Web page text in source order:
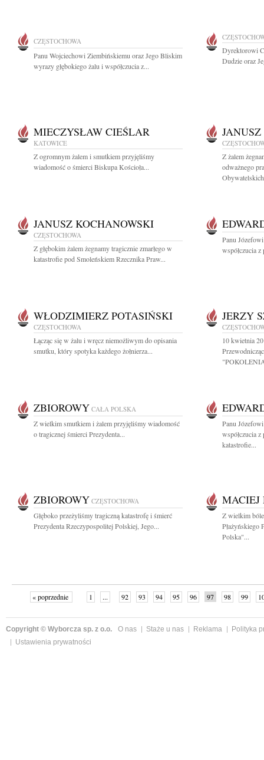
CZĘSTOCHOWA
Panu Wojciechowi Ziembińskiemu oraz Jego Bliskim
wyrazy głębokiego żalu i współczucia z...
Dyrektorowi
Dudzie oraz
MIECZYSŁAW CIEŚLAR
KATOWICE
Z ogromnym żalem i smutkiem przyjęliśmy
wiadomość o śmierci Biskupa Kościoła...
Z żalem
odważnego
JANUSZ KOCHANOWSKI
CZĘSTOCHOWA
Z głębokim żalem żegnamy tragicznie zmarłego w
katastrofie pod Smoleńskiem Rzecznika Praw...
Panu
współczucia
WŁODZIMIERZ POTASIŃSKI
CZĘSTOCHOWA
Łącząc się w żalu i wręcz niemożliwym do opisania
smutku, który spotyka każdego żołnierza...
JERZY
10 kwietnia
ZBIOROWY CAŁA POLSKA
Z wielkim smutkiem i żalem przyjęliśmy wiadomość
o tragicznej śmierci Prezydenta...
Panu
współczucia
katastrofie...
ZBIOROWY CZĘSTOCHOWA
Głęboko przeżyliśmy tragiczną katastrofę i śmierć
Prezydenta Rzeczypospolitej Polskiej, Jego...
Z wielkim
Płażyńskiego
Polska"...
« poprzednie 1 ... 92 93 94 95 96 97 98 99
Copyright © Wyborcza sp. z o.o. O nas Staże u nas Reklama
Polityka
Ustawienia prywatności